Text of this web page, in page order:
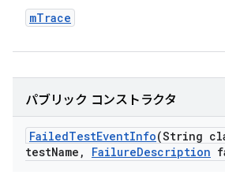
mTrace
パブリック コンストラクタ
FailedTestEventInfo(String
testName , FailureDescription